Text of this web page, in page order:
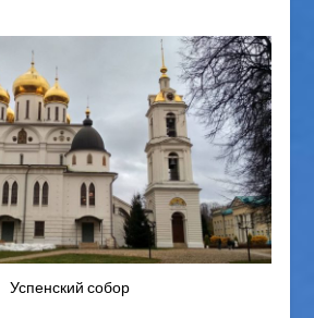
Успенский собор